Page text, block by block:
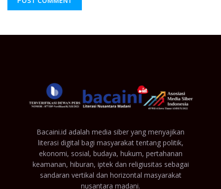
Bacaini.id adalah media siber yang menyajikan
literasi digital bagi masyarakat tentang politik,
ekonomi, sosial, budaya, hukum, pertahanan
keamanan, hiburan, iptek dan religiusitas sebagai
sandaran vertikal dan horizontal masyarakat
nusantara madani.